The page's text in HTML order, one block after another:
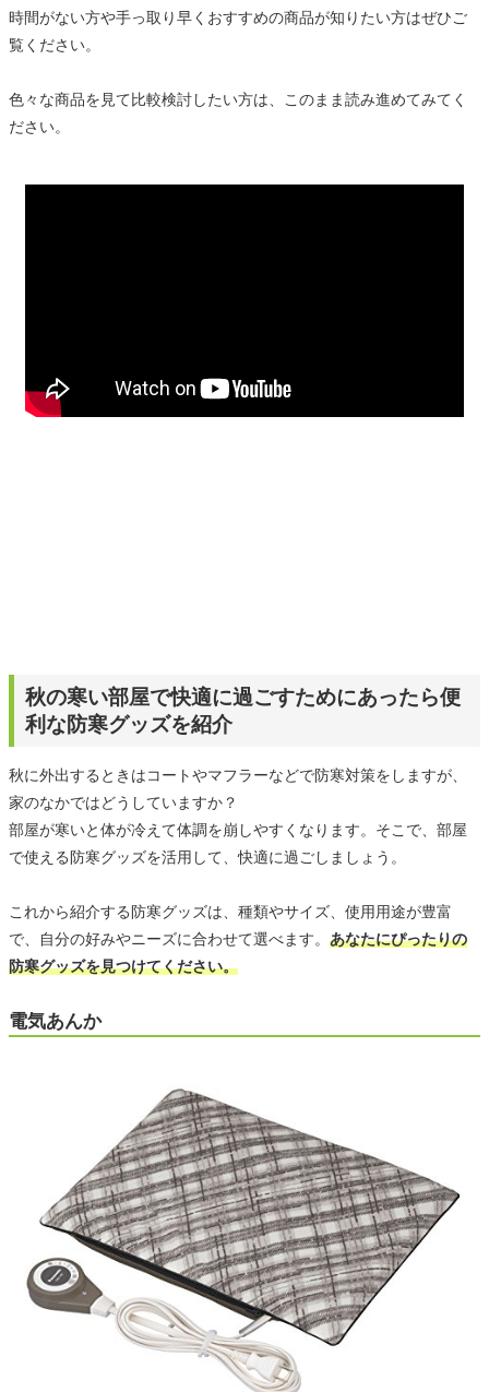
時間がない方や手っ取り早くおすすめの商品が知りたい方はぜひご
覧ください。
色々な商品を見て比較検討したい方は、このまま読み進めてみてく
ださい。
秋の寒い部屋で快適に過ごすためにあったら便
利な防寒グッズを紹介
秋に外出するときはコートやマフラーなどで防寒対策をしますが、
家のなかではどうしていますか？
部屋が寒いと体が冷えて体調を崩しやすくなります。そこで、部屋
で使える防寒グッズを活用して、快適に過ごしましょう。
これから紹介する防寒グッズは、種類やサイズ、使用用途が豊富
で、自分の好みやニーズに合わせて選べます。 あなたにぴったりの
防寒グッズを見つけてください。
電気あんか